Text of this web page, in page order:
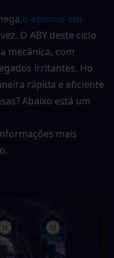
o abismo em
O ABY deste ciclo
mecânica, com
irritantes. Ho
rápida e eficiente
Abaixo está um
mais